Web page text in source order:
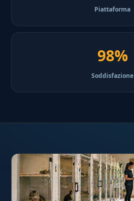
Piattaforma
98%
Soddisfazione